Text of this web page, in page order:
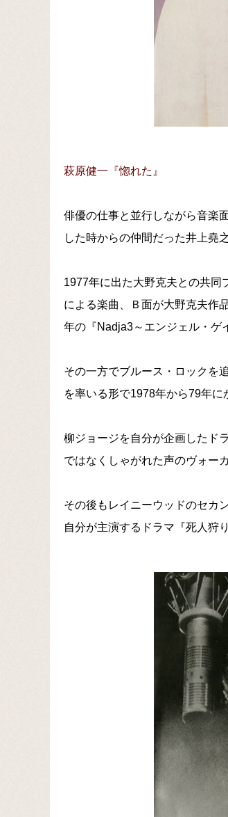
萩原健一『惚れた』
俳優の仕事と並行しながら音楽
した時からの仲間だった井上堯
1977年に出た大野克夫との共同
による楽曲、Ｂ面が大野克夫作
年の『Nadja3～エンジェル・ゲ
その一方でブルース・ロックを
を率いる形で1978年から79年に
柳ジョージを自分が企画したド
ではなくしゃがれた声のヴォー
その後もレイニーウッドのセカ
自分が主演するドラマ『死人狩